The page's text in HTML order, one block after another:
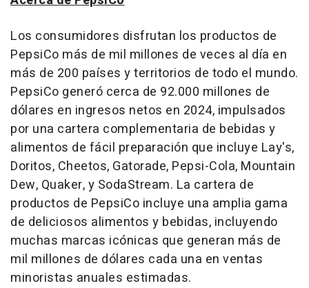
Los consumidores disfrutan los productos de
PepsiCo más de mil millones de veces al día en
más de 200 países y territorios de todo el mundo.
PepsiCo generó cerca de 92.000 millones de
dólares en ingresos netos en 2024, impulsados
por una cartera complementaria de bebidas y
alimentos de fácil preparación que incluye Lay's,
Doritos, Cheetos, Gatorade, Pepsi-Cola, Mountain
Dew, Quaker, y SodaStream. La cartera de
productos de PepsiCo incluye una amplia gama
de deliciosos alimentos y bebidas, incluyendo
muchas marcas icónicas que generan más de
mil millones de dólares cada una en ventas
minoristas anuales estimadas.